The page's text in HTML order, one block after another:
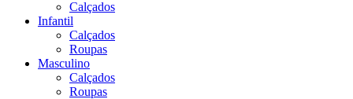
Calçados
Infantil
Calçados
Roupas
Masculino
Calçados
Roupas